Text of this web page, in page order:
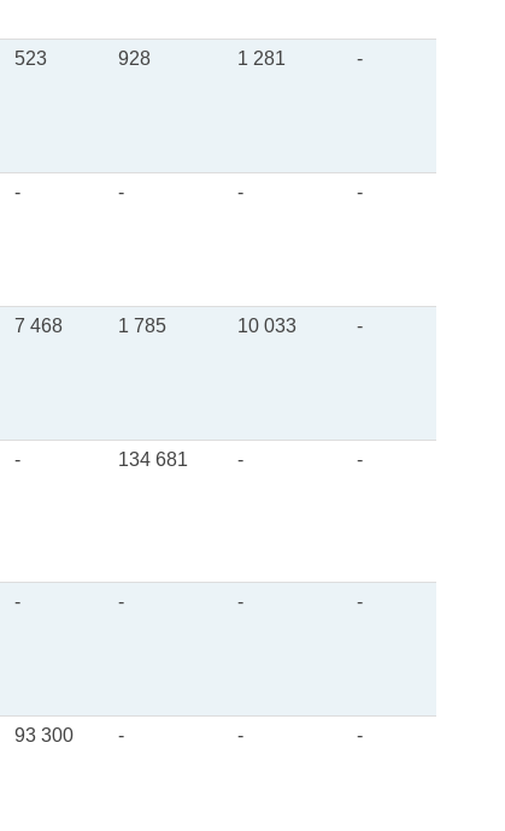
523 928 1 281 -
- - - -
7 468 1 785 10 033 -
- 134 681 - -
- - - -
93 300 - - -